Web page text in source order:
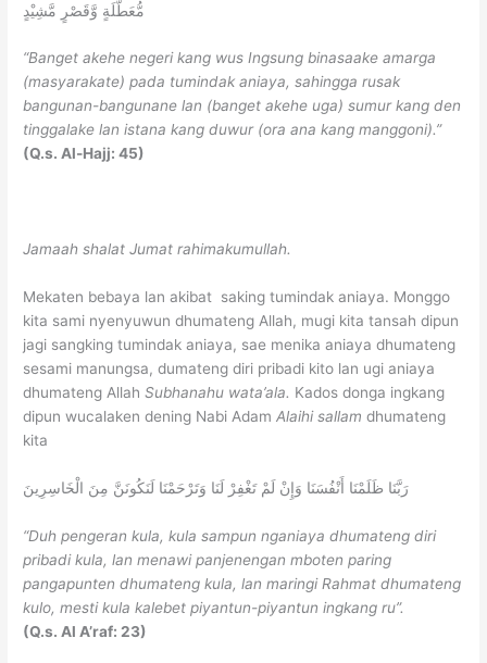
مُّعَطَّلَةٍ وَّقَصْرٍ مَّشِيْدٍ
“Banget akehe negeri kang wus Ingsung binasaake amarga
(masyarakate) pada tumindak aniaya, sahingga rusak
bangunan-bangunane lan (banget akehe uga) sumur kang den
tinggalake lan istana kang duwur (ora ana kang manggoni).”
(Q.s. Al-Hajj: 45)
Jamaah shalat Jumat rahimakumullah.
Mekaten bebaya lan akibat saking tumindak aniaya. Monggo
kita sami nyenyuwun dhumateng Allah, mugi kita tansah dipun
jagi sangking tumindak aniaya, sae menika aniaya dhumateng
sesami manungsa, dumateng diri pribadi kito lan ugi aniaya
dhumateng AllahSubhanahu wata’ala. Kados donga ingkang
dipun wucalaken dening Nabi AdamAlaihi sallam dhumateng
kita
رَبَّنَا ظَلَمْنَا أَنْفُسَنَا وَإِنْ لَمْ تَغْفِرْ لَنَا وَتَرْحَمْنَا لَنَكُونَنَّ مِنَ الْخَاسِرِينَ
“Duh pengeran kula, kula sampun nganiaya dhumateng diri
pribadi kula, lan menawi panjenengan mboten paring
pangapunten dhumateng kula, lan maringi Rahmat dhumateng
kulo, mesti kula kalebet piyantun-piyantun ingkang ru”.
(Q.s. Al A’raf: 23)